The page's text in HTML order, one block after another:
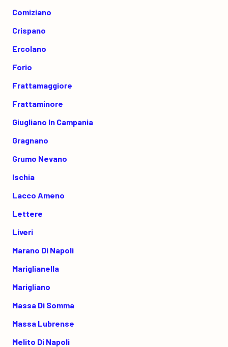
Comiziano
Crispano
Ercolano
Forio
Frattamaggiore
Frattaminore
Giugliano In Campania
Gragnano
Grumo Nevano
Ischia
Lacco Ameno
Lettere
Liveri
Marano Di Napoli
Mariglianella
Marigliano
Massa Di Somma
Massa Lubrense
Melito Di Napoli